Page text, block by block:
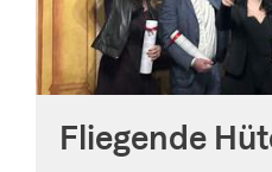
Fliegende